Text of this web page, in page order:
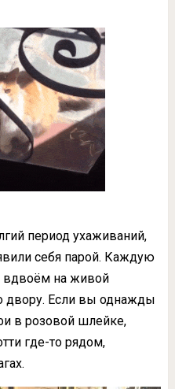
период ухаживаний,
себя парой. Каждую
вдвоём на живой
двору. Если вы однажды
в розовой шлейке,
где-то рядом,